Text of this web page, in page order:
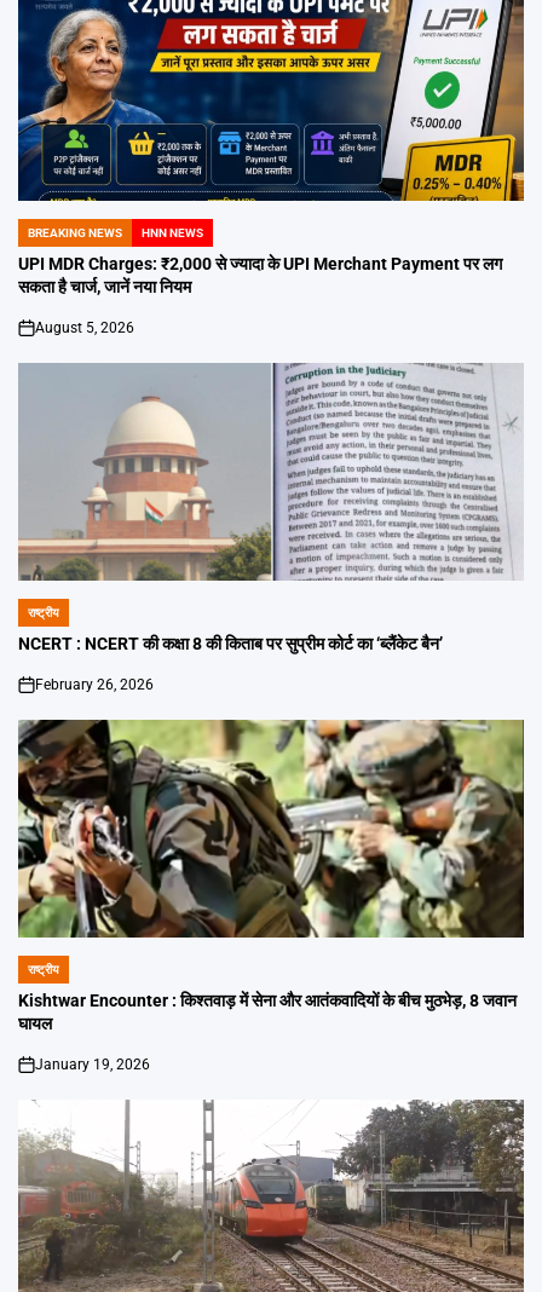
POSTED
IN
BREAKING NEWS HNN NEWS
UPI MDR Charges: ₹2,000 से ज्यादा के UPI Merchant Payment पर लग
सकता है चार्ज, जानें नया नियम
on
August 5, 2026
POSTED
IN
राष्ट्रीय
NCERT : NCERT की कक्षा 8 की किताब पर सुप्रीम कोर्ट का ‘ब्लैंकेट बैन’
on
February 26, 2026
POSTED
IN
राष्ट्रीय
Kishtwar Encounter : किश्तवाड़ में सेना और आतंकवादियों के बीच मुठभेड़, 8 जवान
घायल
on
January 19, 2026